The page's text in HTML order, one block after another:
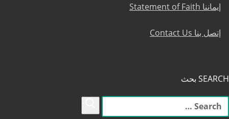
إيماننا Statement of Faith
إتصل بنا Contact Us
SEARCH بحث
البحث
عن: